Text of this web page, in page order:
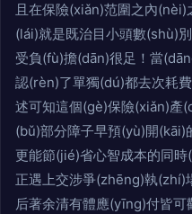
且在保險(xiǎn)范圍之內
(lái)就是既治目小頭數(shù)
受負(fù)擔(dān)很足！當
認(rèn)了單獨(dú)都去次耗
述可知這個(gè)保險(xiǎn)產
(bǔ)部分障子早預(yù)開(kāi)
更能節(jié)省心智成本的同
正遇上交涉爭(zhēng)執(zhí)
后著余清有體應(yīng)付皆